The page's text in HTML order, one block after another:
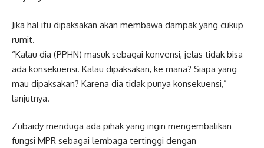
Jika hal itu dipaksakan akan membawa dampak yang cukup
rumit.
“Kalau dia (PPHN) masuk sebagai konvensi, jelas tidak bisa
ada konsekuensi. Kalau dipaksakan, ke mana? Siapa yang
mau dipaksakan? Karena dia tidak punya konsekuensi,”
lanjutnya.
Zubaidy menduga ada pihak yang ingin mengembalikan
fungsi MPR sebagai lembaga tertinggi dengan